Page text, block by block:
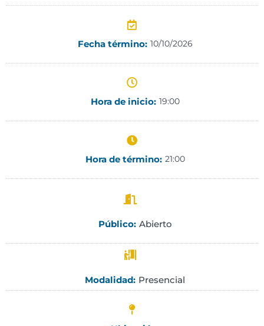
Fecha término: 10/10/2026
Hora de inicio: 19:00
Hora de término: 21:00
Público: Abierto
Modalidad: Presencial